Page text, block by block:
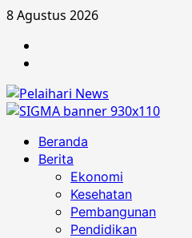
Skip
content
8 Agustus 2026
Primary
Menu
Beranda
Berita
Ekonomi
Kesehatan
Pembangunan
Pendidikan